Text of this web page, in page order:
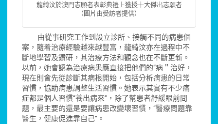
龍綺汶於澳門志願者表彰典禮上獲授十大傑出志願者
（圖片由受訪者提供）
由從事研究工作到設立診所、接觸不同的病患個
案，隨着治療經驗越來越豐富，龍綺汶亦在過程中不
斷地學習及鑽研，其治療方法和觀念也在不斷更新。
以前，她會認為治療病患應直接把他們的“病＂治好，
現在則會先從診斷其病根開始，包括分析病患的日常
習慣，協助病患調整生活習慣。她表示其實有不少痛
症都是個人習慣“養出病來”，除了幫患者舒緩眼前問
題，最主要的還是要讓病患改變壞習慣，“醫療問題靠
醫生，健康促進靠自己”。